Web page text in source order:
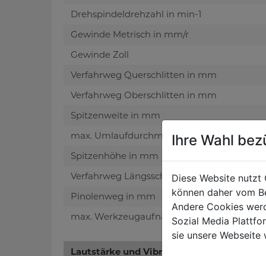
Drehspindeldrehzahl in min-1
Gewinde Metrisch in mm/r
Gewinde Zoll
Verfahrweg Querschlitten in mm
Verfahrweg Oberschlitten in mm
Spitzenweite in mm
max. Umlaufdurchmesser Bett in mm
Spitzenhöhe in mm
Verfahrweg Längsschlitten in mm
Pinolenweg in mm
max. Werkzeugaufnahme
Lautstärke und Vibrationen:
Ihre Wahl
Diese Website
können daher vom
Andere Cookies
Sozial Media
sie unsere